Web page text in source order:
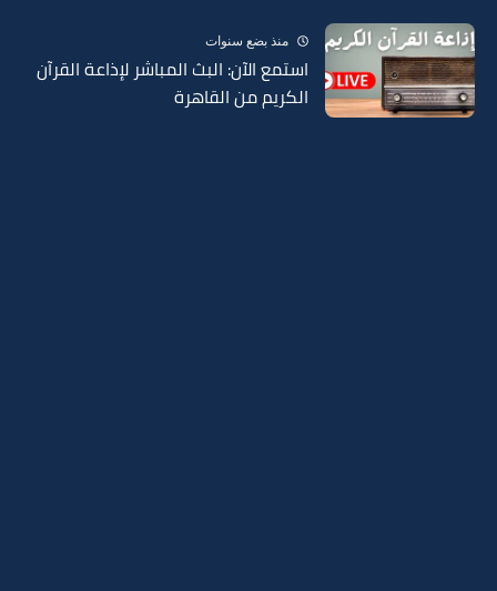
منذ بضع سنوات
استمع الآن: البث المباشر لإذاعة القرآن
الكريم من القاهرة